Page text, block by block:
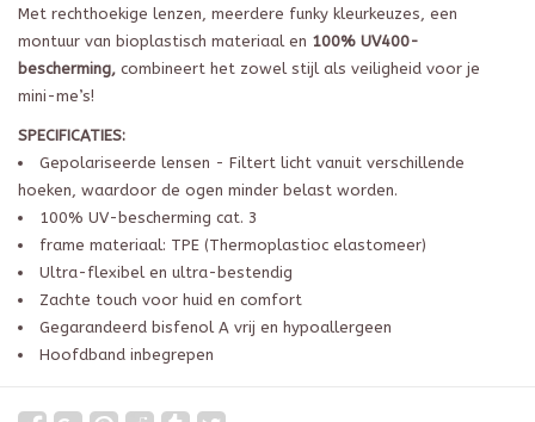
Met rechthoekige lenzen, meerdere funky kleurkeuzes, een
montuur van bioplastisch materiaal en 100% UV400-
bescherming, combineert het zowel stijl als veiligheid voor je
mini-me’s!
SPECIFICATIES:
Gepolariseerde lensen - Filtert licht vanuit verschillende
hoeken, waardoor de ogen minder belast worden.
100% UV-bescherming cat. 3
frame materiaal: TPE (Thermoplastioc elastomeer)
Ultra-flexibel en ultra-bestendig
Zachte touch voor huid en comfort
Gegarandeerd bisfenol A vrij en hypoallergeen
Hoofdband inbegrepen